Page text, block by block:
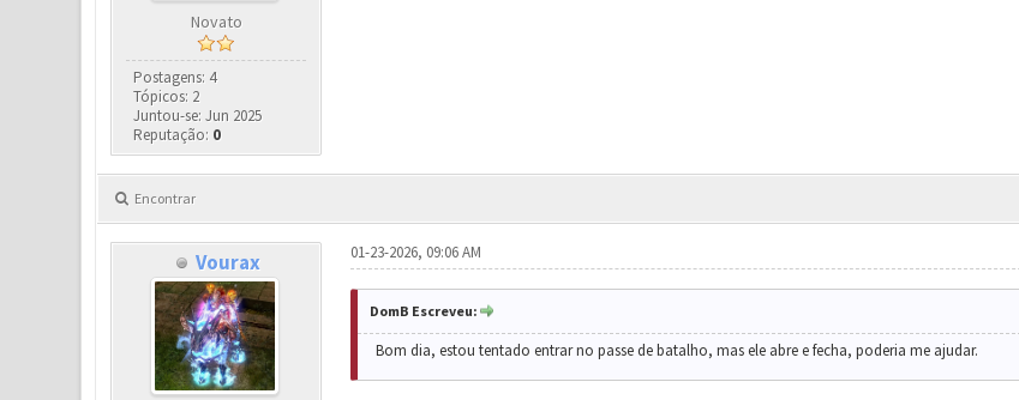
Novato
Postagens: 4
Tópicos: 2
Juntou-se: Jun 2025
Reputação: 0
Encontrar
Vourax 01-23-2026, 09:06 AM
DomB Escreveu:
Bom dia, estou tentado entrar no passe de batalho, mas ele abre e fecha, poderia me ajudar.